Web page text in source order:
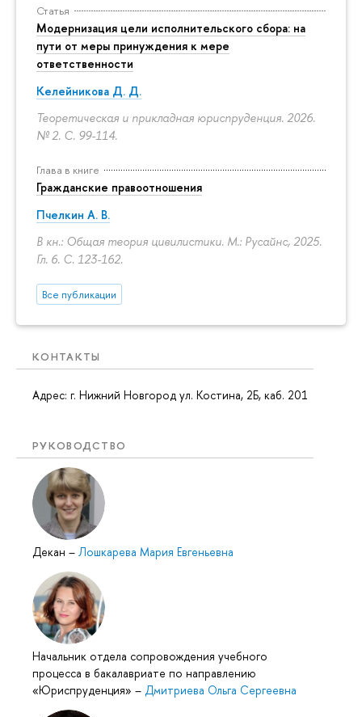
Статья
Модернизация цели исполнительского сбора: на
пути от меры принуждения к мере
ответственности
Келейникова Д. Д.
Теоретическая и прикладная юриспруденция. 2026.
№ 2. С. 99-114.
Глава в книге
Гражданские правоотношения
Пчелкин А. В.
В кн.: Общая теория цивилистики. М.: Русайнс, 2025.
Гл. 6. С. 123-162.
Все публикации
КОНТАКТЫ
Адрес: г. Нижний Новгород ул. Костина, 2Б, каб. 201
РУКОВОДСТВО
Декан – Лошкарева Мария Евгеньевна
Начальник отдела сопровождения учебного
процесса в бакалавриате по направлению
«Юриспруденция» – Дмитриева Ольга Сергеевна